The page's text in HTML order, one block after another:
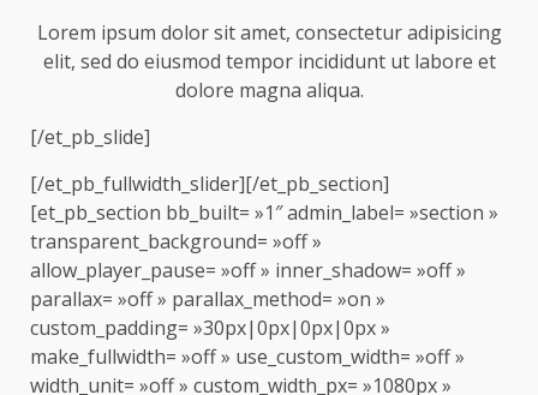
Lorem ipsum dolor sit amet, consectetur adipisicing
elit, sed do eiusmod tempor incididunt ut labore et
dolore magna aliqua.
[/et_pb_slide]
[/et_pb_fullwidth_slider][/et_pb_section]
[et_pb_section bb_built= »1″ admin_label= »section »
transparent_background= »off »
allow_player_pause= »off » inner_shadow= »off »
parallax= »off » parallax_method= »on »
custom_padding= »30px|0px|0px|0px »
make_fullwidth= »off » use_custom_width= »off »
width_unit= »off » custom_width_px= »1080px »